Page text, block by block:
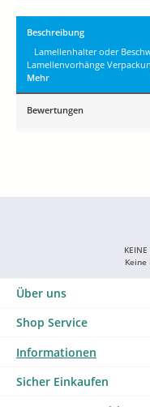
Beschreibung
Lamellenhalter oder
Lamellenvorhänge
Mehr
Bewertungen
KEINE
Über uns
Shop Service
Informationen
Sicher Einkaufen